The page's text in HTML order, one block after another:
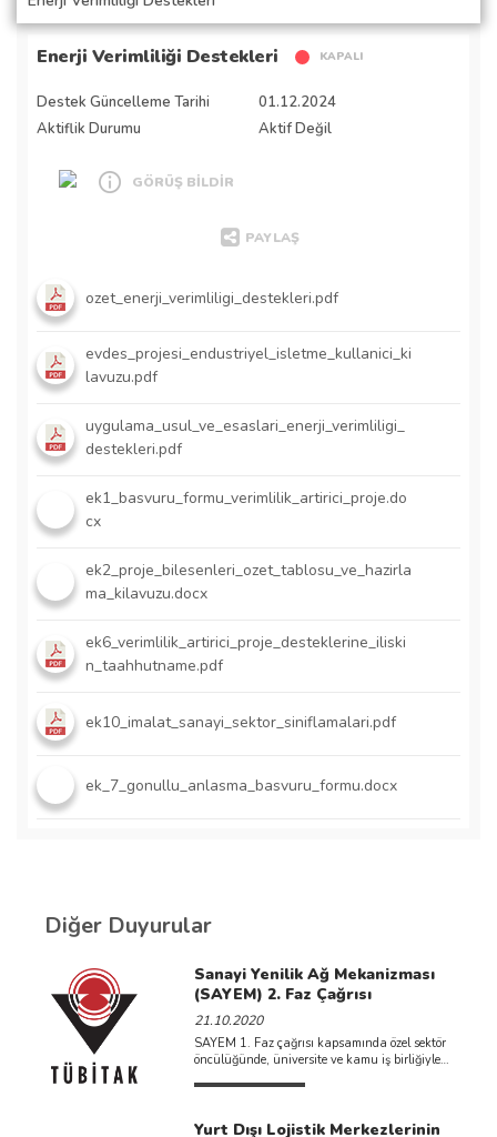
Enerji Verimliliği Destekleri KAPALI
Destek Güncelleme Tarihi
01.12.2024
Aktiflik Durumu
Aktif Değil
GÖRÜŞ BİLDİR
PAYLAŞ
ozet_enerji_verimliligi_destekleri.pdf
evdes_projesi_endustriyel_isletme_kullanici_ki
lavuzu.pdf
uygulama_usul_ve_esaslari_enerji_verimliligi_
destekleri.pdf
ek1_basvuru_formu_verimlilik_artirici_proje.do
cx
ek2_proje_bilesenleri_ozet_tablosu_ve_hazirla
ma_kilavuzu.docx
ek6_verimlilik_artirici_proje_desteklerine_iliski
n_taahhutname.pdf
ek10_imalat_sanayi_sektor_siniflamalari.pdf
ek_7_gonullu_anlasma_basvuru_formu.docx
Diğer Duyurular
Sanayi Yenilik Ağ Mekanizması
(SAYEM) 2. Faz Çağrısı
21.10.2020
SAYEM 1. Faz çağrısı kapsamında özel sektör
öncülüğünde, üniversite ve kamu iş birliğiyle
Yurt Dışı Lojistik Merkezlerinin